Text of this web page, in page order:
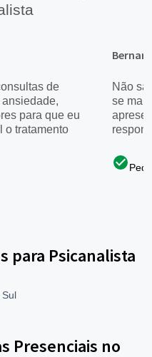
de
para que eu
o tratamento
Não
se
para Psicanalista
Presenciais no